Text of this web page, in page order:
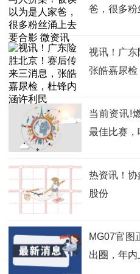
爸，很多
视讯！广东
张皓嘉尿
当前资讯!
最佳比赛
热资讯！
股份
MG07官图
出圈，年内